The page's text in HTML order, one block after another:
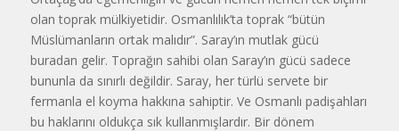
olan toprak mülkiyetidir. Osmanlılık’ta toprak “bütün
Müslümanların ortak malıdır”. Saray’ın mutlak gücü
buradan gelir. Toprağın sahibi olan Saray’ın gücü sadece
bununla da sınırlı değildir. Saray, her türlü servete bir
fermanla el koyma hakkına sahiptir. Ve Osmanlı padişahları
bu haklarını oldukça sık kullanmışlardır. Bir dönem